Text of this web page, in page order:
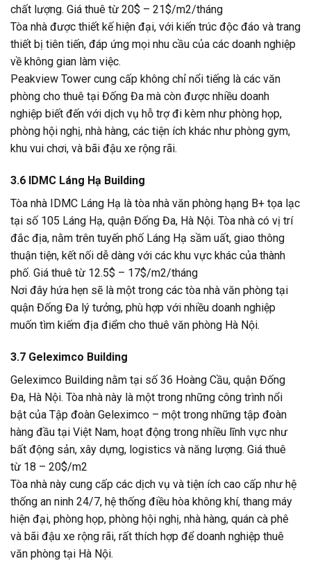
chất lượng. Giá thuê từ 20$ – 21$/m2/tháng
Tòa nhà được thiết kế hiện đại, với kiến trúc độc đáo và trang
thiết bị tiên tiến, đáp ứng mọi nhu cầu của các doanh nghiệp
về không gian làm việc.
Peakview Tower cung cấp không chỉ nổi tiếng là các văn
phòng cho thuê tại Đống Đa mà còn được nhiều doanh
nghiệp biết đến với dịch vụ hỗ trợ đi kèm như phòng họp,
phòng hội nghị, nhà hàng, các tiện ích khác như phòng gym,
khu vui chơi, và bãi đậu xe rộng rãi.
3.6 IDMC Láng Hạ Building
Tòa nhà IDMC Láng Hạ là tòa nhà văn phòng hạng B+ tọa lạc
tại số 105 Láng Hạ, quận Đống Đa, Hà Nội. Tòa nhà có vị trí
đắc địa, nằm trên tuyến phố Láng Hạ sầm uất, giao thông
thuận tiện, kết nối dễ dàng với các khu vực khác của thành
phố. Giá thuê từ 12.5$ – 17$/m2/tháng
Nơi đây hứa hẹn sẽ là một trong các tòa nhà văn phòng tại
quận Đống Đa lý tưởng, phù hợp với nhiều doanh nghiệp
muốn tìm kiếm địa điểm cho thuê văn phòng Hà Nội.
3.7 Geleximco Building
Geleximco Building nằm tại số 36 Hoàng Cầu, quận Đống
Đa, Hà Nội. Tòa nhà này là một trong những công trình nổi
bật của Tập đoàn Geleximco – một trong những tập đoàn
hàng đầu tại Việt Nam, hoạt động trong nhiều lĩnh vực như
bất động sản, xây dựng, logistics và năng lượng. Giá thuê
từ 18 – 20$/m2
Tòa nhà này cung cấp các dịch vụ và tiện ích cao cấp như hệ
thống an ninh 24/7, hệ thống điều hòa không khí, thang máy
hiện đại, phòng họp, phòng hội nghị, nhà hàng, quán cà phê
và bãi đậu xe rộng rãi, rất thích hợp để doanh nghiệp thuê
văn phòng tại Hà Nội.